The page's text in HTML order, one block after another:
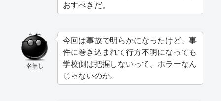
おすべきだ。
名無し
今回は事故で明らかになったけど、事
件に巻き込まれて行方不明になっても
学校側は把握しないって、ホラーなん
じゃないのか。